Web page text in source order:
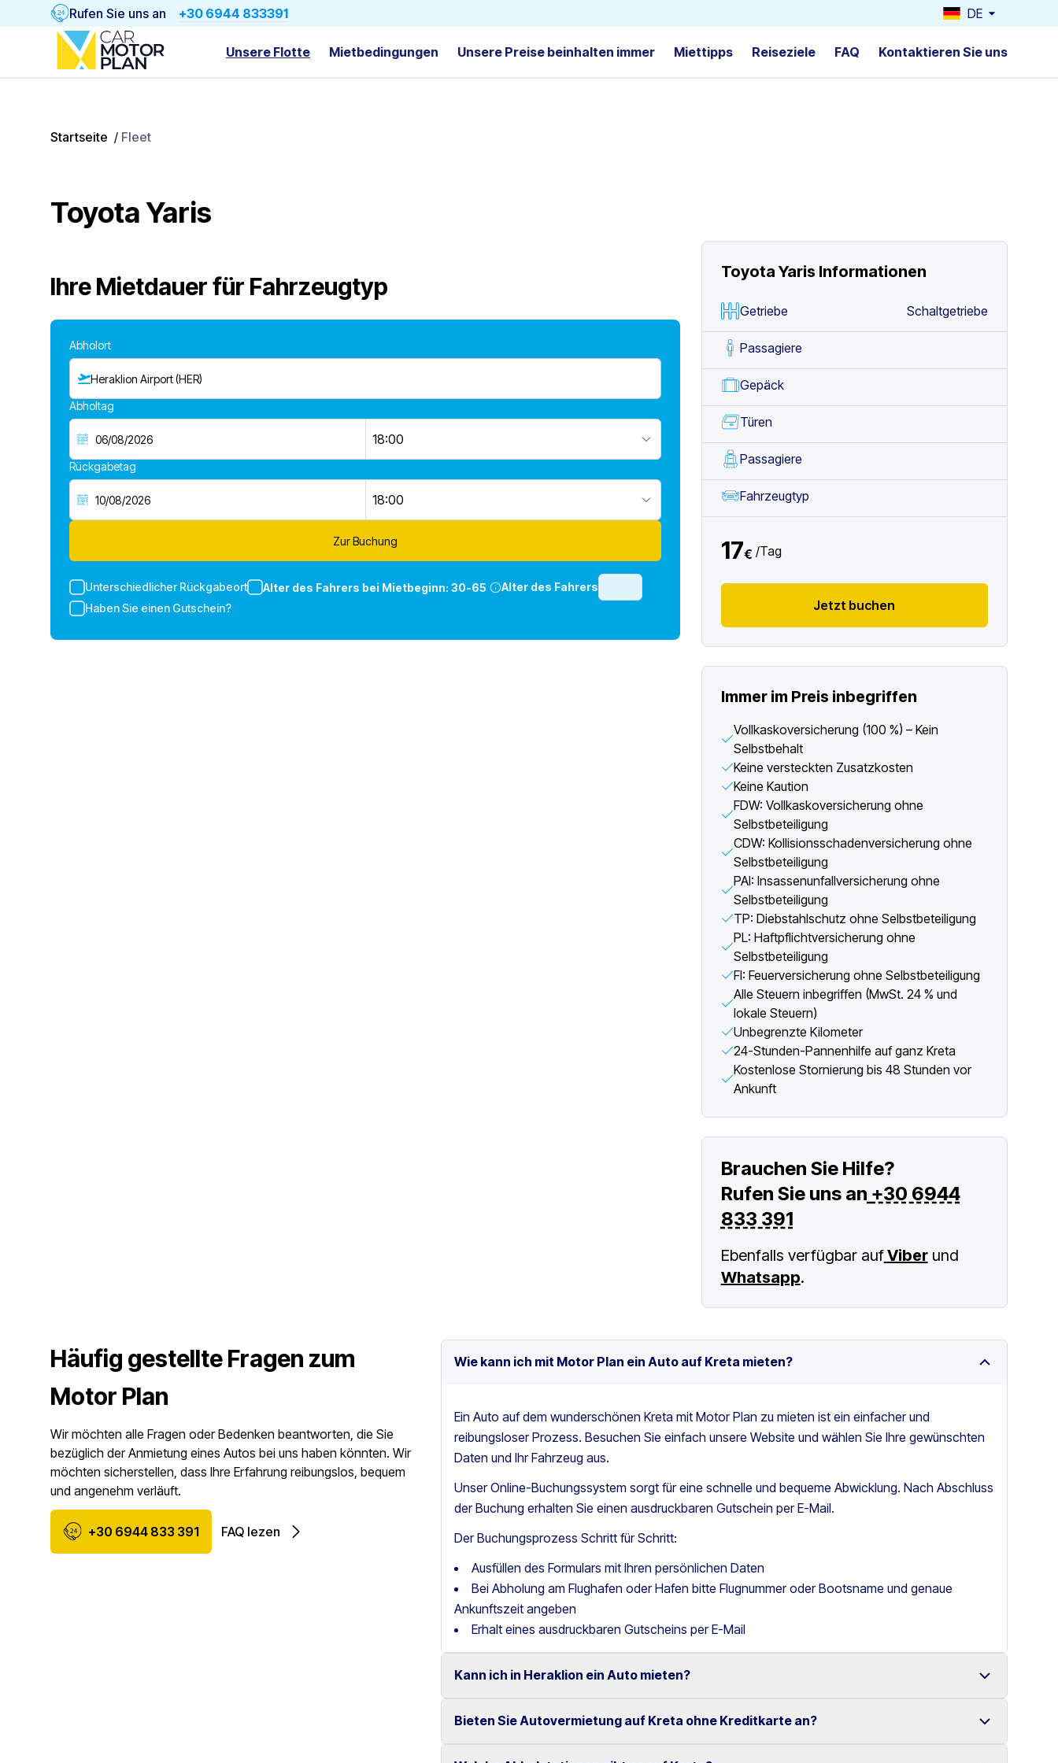
Rufen Sie uns an +30 6944 833391 DE
Unsere Flotte Mietbedingungen Unsere Preise beinhalten immer Miettipps Reiseziele FAQ Kontaktieren Sie uns
Startseite / Fleet
Toyota Yaris
Ihre Mietdauer für Fahrzeugtyp
Abholort
Heraklion Airport (HER)
Abholtag
18:00
Rückgabetag
18:00
Zur Buchung
Unterschiedlicher Rückgabeort Alter des Fahrers bei Mietbeginn: 30-65
Alter des Fahrers
Haben Sie einen Gutschein?
Toyota Yaris Informationen
Getriebe Schaltgetriebe
Passagiere
Gepäck
Türen
Passagiere
Fahrzeugtyp
17€ /Tag
Jetzt buchen
Immer im Preis inbegriffen
Vollkaskoversicherung (100 %) – Kein
Selbstbehalt
Keine versteckten Zusatzkosten
Keine Kaution
FDW: Vollkaskoversicherung ohne
Selbstbeteiligung
CDW: Kollisionsschadenversicherung ohne
Selbstbeteiligung
PAI: Insassenunfallversicherung ohne
Selbstbeteiligung
TP: Diebstahlschutz ohne Selbstbeteiligung
PL: Haftpflichtversicherung ohne
Selbstbeteiligung
FI: Feuerversicherung ohne Selbstbeteiligung
Alle Steuern inbegriffen (MwSt. 24 % und
lokale Steuern)
Unbegrenzte Kilometer
24-Stunden-Pannenhilfe auf ganz Kreta
Kostenlose Stornierung bis 48 Stunden vor
Ankunft
Brauchen Sie Hilfe?
Rufen Sie uns an +30 6944
833 391
Ebenfalls verfügbar aufViber und
Whatsapp.
Häufig gestellte Fragen zum
Motor Plan
Wir möchten alle Fragen oder Bedenken beantworten, die Sie
bezüglich der Anmietung eines Autos bei uns haben könnten. Wir
möchten sicherstellen, dass Ihre Erfahrung reibungslos, bequem
und angenehm verläuft.
+30 6944 833 391 FAQ lezen
Wie kann ich mit Motor Plan ein Auto auf Kreta mieten?
Ein Auto auf dem wunderschönen Kreta mit Motor Plan zu mieten ist ein einfacher und
reibungsloser Prozess. Besuchen Sie einfach unsere Website und wählen Sie Ihre gewünschten
Daten und Ihr Fahrzeug aus.
Unser Online-Buchungssystem sorgt für eine schnelle und bequeme Abwicklung. Nach Abschluss
der Buchung erhalten Sie einen ausdruckbaren Gutschein per E-Mail.
Der Buchungsprozess Schritt für Schritt:
Ausfüllen des Formulars mit Ihren persönlichen Daten
Bei Abholung am Flughafen oder Hafen bitte Flugnummer oder Bootsname und genaue
Ankunftszeit angeben
Erhalt eines ausdruckbaren Gutscheins per E-Mail
Kann ich in Heraklion ein Auto mieten?
Ja, wir bieten Autovermietung in Heraklion mit einer großen Auswahl an zuverlässigen
Bieten Sie Autovermietung auf Kreta ohne Kreditkarte an?